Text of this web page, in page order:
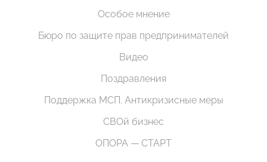
Особое мнение
Бюро по защите прав предпринимателей
Видео
Поздравления
Поддержка МСП. Антикризисные меры
СВОй бизнес
ОПОРА — СТАРТ